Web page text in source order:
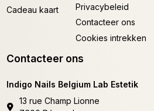
Cadeau kaart
Privacybeleid
Contacteer ons
Cookies intrekken
Contacteer ons
Indigo Nails Belgium Lab Estetik
13 rue Champ Lionne